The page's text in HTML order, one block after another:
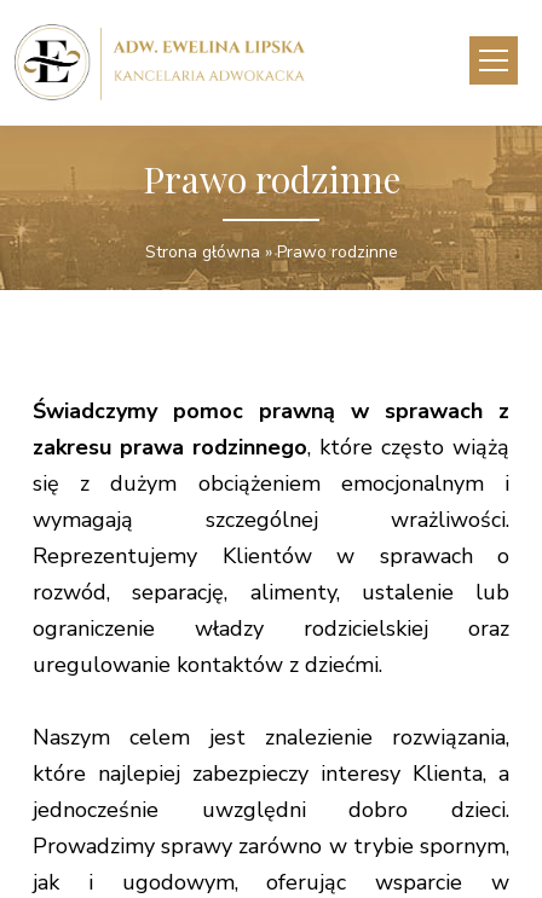
Prawo rodzinne
Strona główna » Prawo rodzinne
Świadczymy pomoc prawną w sprawach z
zakresu prawa rodzinnego, które często wiążą
się z dużym obciążeniem emocjonalnym i
wymagają szczególnej wrażliwości.
Reprezentujemy Klientów w sprawach o
rozwód, separację, alimenty, ustalenie lub
ograniczenie władzy rodzicielskiej oraz
uregulowanie kontaktów z dziećmi.
Naszym celem jest znalezienie rozwiązania,
które najlepiej zabezpieczy interesy Klienta, a
jednocześnie uwzględni dobro dzieci.
Prowadzimy sprawy zarówno w trybie spornym,
jak i ugodowym, oferując wsparcie w